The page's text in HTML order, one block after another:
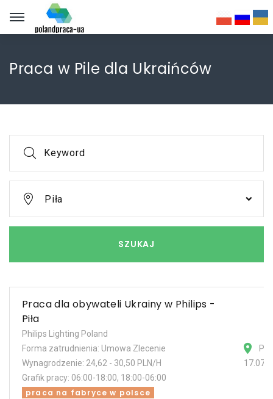
Praca w Pile dla Ukraińców
Keyword
Piła
SZUKAJ
Praca dla obywateli Ukrainy w Philips -
Piła
Philips Lighting Poland
Forma zatrudnienia: Umowa Zlecenie
Wynagrodzenie: 24,62 - 30,50 PLN/H
Grafik pracy: 06:00-18:00, 18:00-06:00
praca na fabryce w polsce
Piła